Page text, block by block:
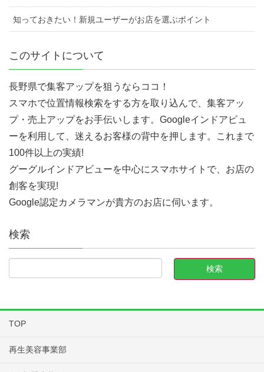
知っておきたい！新規ユーザーがお店を選ぶポイント
このサイトについて
長野県で集客アップを狙うならココ！
スマホで位置情報検索をする方を取り込んで、集客アッ
プ・売上アップをお手伝いします。Googleインドアビュ
ーを利用して、迷えるお客様の背中を押します。これまで
100件以上の実績!
グーグルインドアビューを中心にスマホサイトで、お店の
創客を実現!
Google認定カメラマンが貴方のお店に伺います。
検索
TOP
再生美容事業部